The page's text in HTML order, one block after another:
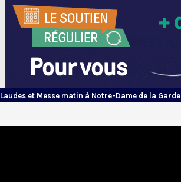
Laudes et Messe matin à Notre-Dame de la Garde